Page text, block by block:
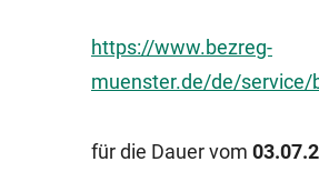
https://www.bezreg-
muenster.de/de/
für die Dauer vom